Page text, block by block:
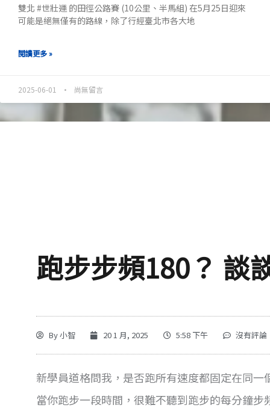
雙北 #世壯運 的田徑公路賽 (10公里、半馬組) 在5月25日迎來
可能是絕無僅有的路線，除了行經臺北市各大地
閱讀更多 »
2025-06-01 尚無留言
跑步步頻180？ 談
By小智 20 1 月, 2025 5:58 下午 沒有評論
新學員道格問我，是否跑所有速度都固定在同
當你跑步一段時間，很難不聽到跑步的每分鐘